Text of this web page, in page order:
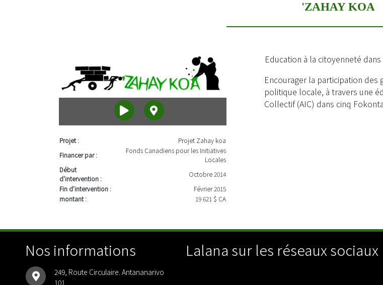
'ZAHAY KOA
Projet :
Projet Zahay koa
Financer par :
Fonds Canadiens pour les Initiatives
Locales
Début
d'intervention :
Octobre 2014
Fin d'intervention :
Février 2015
montant :
19 621 $ CA
Education à la citoyenneté
Encourager la participation
politique locale, à travers une
Collectif (AIC) dans cinq
Nos informations
249, Route Circulaire. Antananarivo
101
Lalana sur les réseaux sociaux